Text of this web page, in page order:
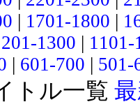
| 1701-1800 |
1300 |
| 601-700 |
トル一覧